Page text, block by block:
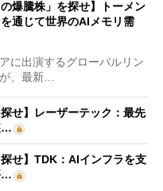
の爆騰株」を探せ】トーメン
通じて世界のAIメモリ需
に出演するグローバルリン
、最新…
せ】レーザーテック：最先
…
せ】TDK：AIインフラを支
…